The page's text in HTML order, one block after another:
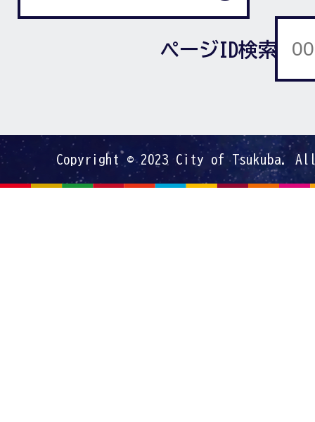
ページID検索
Copyright © 2023 City of Tsukuba.